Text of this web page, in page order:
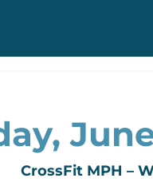
CrossFit MPH –